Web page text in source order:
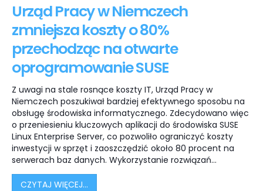
Urząd Pracy w Niemczech
zmniejsza koszty o 80%
przechodząc na otwarte
oprogramowanie SUSE
Z uwagi na stale rosnące koszty IT, Urząd Pracy w
Niemczech poszukiwał bardziej efektywnego sposobu na
obsługę środowiska informatycznego. Zdecydowano więc
o przeniesieniu kluczowych aplikacji do środowiska SUSE
Linux Enterprise Server, co pozwoliło ograniczyć koszty
inwestycji w sprzęt i zaoszczędzić około 80 procent na
serwerach baz danych. Wykorzystanie rozwiązań...
CZYTAJ WIĘCEJ...